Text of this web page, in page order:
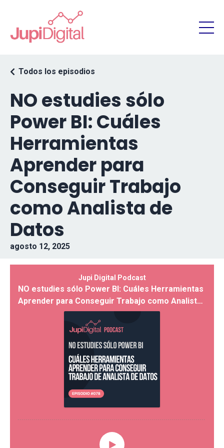
NO estudies sólo
Power BI: Cuáles
Herramientas
Aprender para
Conseguir Trabajo
como Analista de
Datos
Todos los episodios
agosto 12, 2025